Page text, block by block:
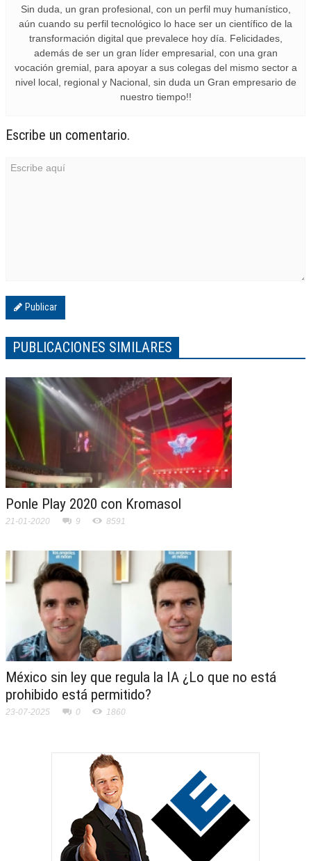
Sin duda, un gran profesional, con un perfil muy humanístico,
aún cuando su perfil tecnológico lo hace ser un científico de la
transformación digital que prevalece hoy día. Felicidades,
además de ser un gran líder empresarial, con una gran
vocación gremial, para apoyar a sus colegas del mismo sector a
nivel local, regional y Nacional, sin duda un Gran empresario de
nuestro tiempo!!
Escribe un comentario.
Publicar
PUBLICACIONES SIMILARES
Ponle Play 2020 con Kromasol
21-01-2020 9 8591
México sin ley que regula la IA ¿Lo que no está
prohibido está permitido?
23-07-2025 0 1860